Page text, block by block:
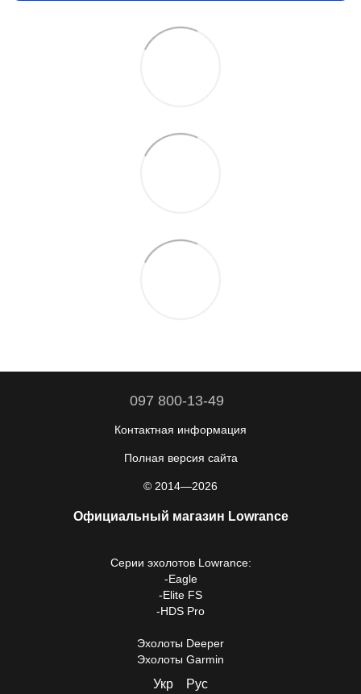
097 800-13-49
Контактная информация
Полная версия сайта
© 2014—2026
Официальный магазин Lowrance
Серии эхолотов Lowrance:
-Eagle
-Elite FS
-HDS Pro
Эхолоты Deeper
Эхолоты Garmin
Укр Рус